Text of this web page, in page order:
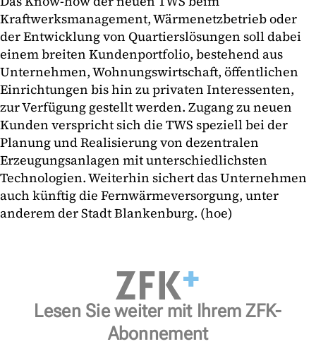
Kraftwerksmanagement, Wärmenetzbetrieb oder
der Entwicklung von Quartierslösungen soll dabei
einem breiten Kundenportfolio, bestehend aus
Unternehmen, Wohnungswirtschaft, öffentlichen
Einrichtungen bis hin zu privaten Interessenten,
zur Verfügung gestellt werden. Zugang zu neuen
Kunden verspricht sich die TWS speziell bei der
Planung und Realisierung von dezentralen
Erzeugungsanlagen mit unterschiedlichsten
Technologien. Weiterhin sichert das Unternehmen
auch künftig die Fernwärmeversorgung, unter
anderem der Stadt Blankenburg. (hoe)
Lesen Sie weiter mit Ihrem ZFK-
Abonnement